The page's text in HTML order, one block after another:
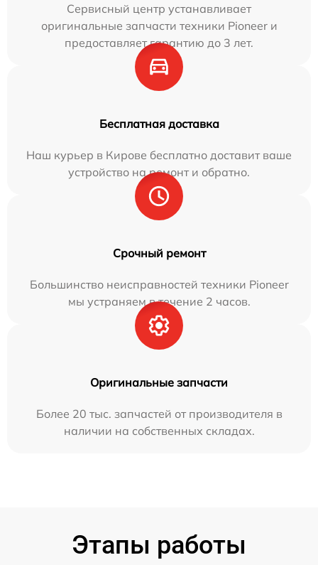
Сервисный центр устанавливает
оригинальные запчасти техники Pioneer и
предоставляет гарантию до 3 лет.
Бесплатная доставка
Наш курьер в Кирове бесплатно доставит ваше
устройство на ремонт и обратно.
Срочный ремонт
Большинство неисправностей техники Pioneer
мы устраняем в течение 2 часов.
Оригинальные запчасти
Более 20 тыс. запчастей от производителя в
наличии на собственных складах.
Этапы работы